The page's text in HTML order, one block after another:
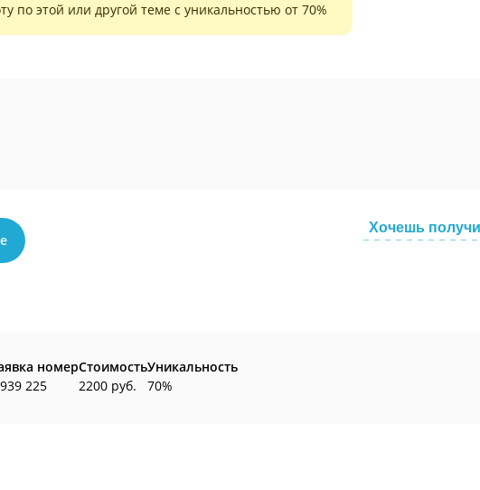
этой или другой теме с уникальностью от 70%
Хочешь
номер
225
Стоимость
2200 руб.
Уникальность
70%